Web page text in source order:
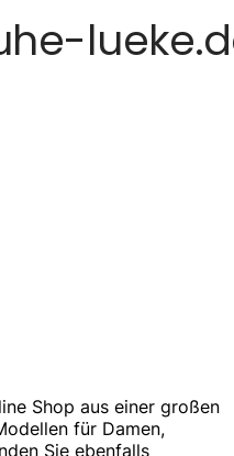
Shop aus einer großen
für Damen,
Sie ebenfalls